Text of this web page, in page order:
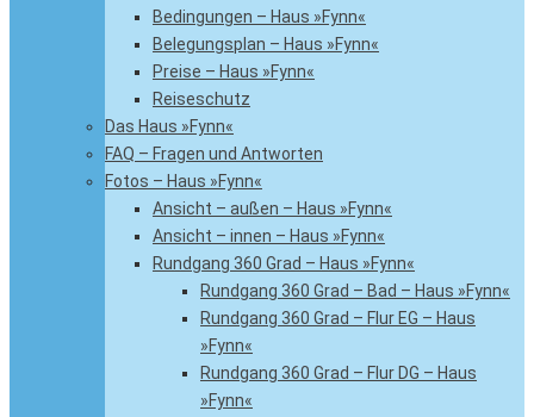
Bedingungen – Haus »Fynn«
Belegungsplan – Haus »Fynn«
Preise – Haus »Fynn«
Reiseschutz
Das Haus »Fynn«
FAQ – Fragen und Antworten
Fotos – Haus »Fynn«
Ansicht – außen – Haus »Fynn«
Ansicht – innen – Haus »Fynn«
Rundgang 360 Grad – Haus »Fynn«
Rundgang 360 Grad – Bad – Haus »Fynn«
Rundgang 360 Grad – Flur EG – Haus
»Fynn«
Rundgang 360 Grad – Flur DG – Haus
»Fynn«